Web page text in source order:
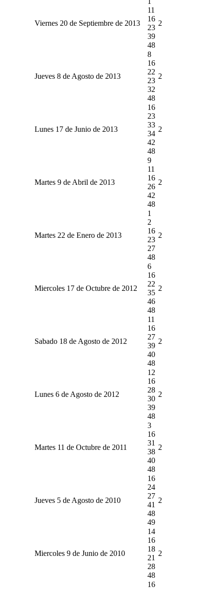
Viernes 20 de Septiembre de 2013
11
16
23
39
48
2
Jueves 8 de Agosto de 2013
8
16
22
23
32
48
2
Lunes 17 de Junio de 2013
16
23
33
34
42
48
2
Martes 9 de Abril de 2013
9
11
16
26
42
48
2
Martes 22 de Enero de 2013
1
2
16
23
27
48
2
Miercoles 17 de Octubre de 2012
6
16
22
35
46
48
2
Sabado 18 de Agosto de 2012
11
16
27
39
40
48
2
Lunes 6 de Agosto de 2012
12
16
28
30
39
48
2
Martes 11 de Octubre de 2011
3
16
31
38
40
48
2
Jueves 5 de Agosto de 2010
16
24
27
41
48
49
2
Miercoles 9 de Junio de 2010
14
16
18
21
28
48
2
16